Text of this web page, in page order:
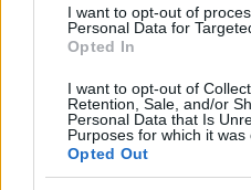
I want to opt-out of
Personal Data for
Opted In
I want to opt-out of
Retention, Sale, and/or
Personal Data that Is
Purposes for which it was
Opted Out
Zene